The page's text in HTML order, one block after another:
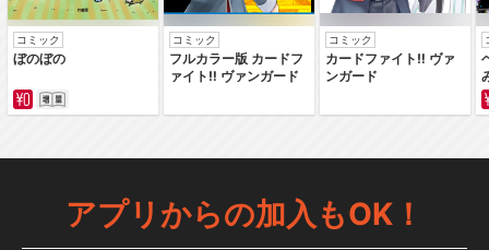
コミック
ぼのぼの
コミック
フルカラー版 カードフ
ァイト‼ ヴァンガード
コミック
カードファイト‼ ヴァ
ンガード
アプリからの加入もOK！